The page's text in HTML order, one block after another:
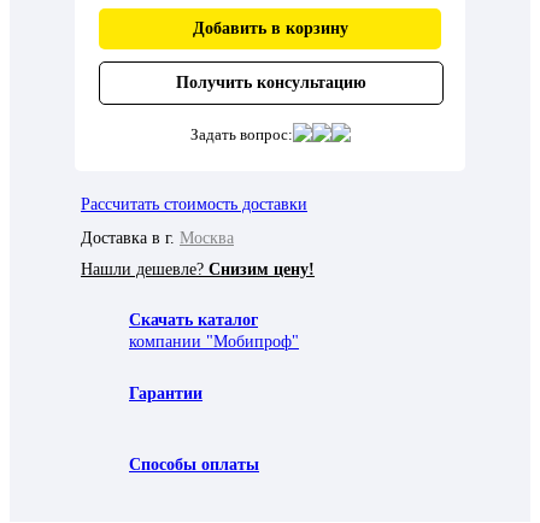
Добавить в корзину
Получить консультацию
Задать вопрос:
Рассчитать стоимость доставки
Доставка в г. Москва
Нашли дешевле? Снизим цену!
Скачать каталог
компании "Мобипроф"
Гарантии
Способы оплаты